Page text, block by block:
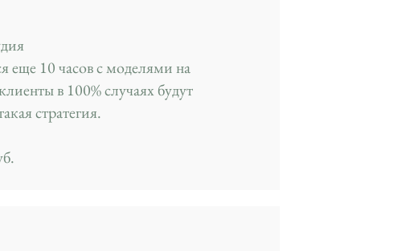
еще 10 часов с моделями на
в 100% случаях будут
стратегия.